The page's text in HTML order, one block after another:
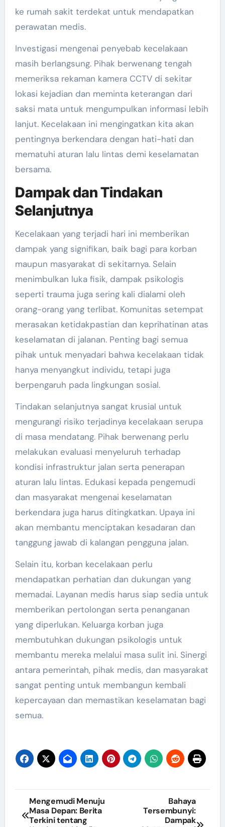
ke rumah sakit terdekat untuk mendapatkan
perawatan medis.
Investigasi mengenai penyebab kecelakaan
masih berlangsung. Pihak berwenang tengah
memeriksa rekaman kamera CCTV di sekitar
lokasi kejadian dan meminta keterangan dari
saksi mata untuk mengumpulkan informasi lebih
lanjut. Kecelakaan ini mengingatkan kita akan
pentingnya berkendara dengan hati-hati dan
mematuhi aturan lalu lintas demi keselamatan
bersama.
Dampak dan Tindakan
Selanjutnya
Kecelakaan yang terjadi hari ini memberikan
dampak yang signifikan, baik bagi para korban
maupun masyarakat di sekitarnya. Selain
menimbulkan luka fisik, dampak psikologis
seperti trauma juga sering kali dialami oleh
orang-orang yang terlibat. Komunitas setempat
merasakan ketidakpastian dan keprihatinan atas
keselamatan di jalanan. Penting bagi semua
pihak untuk menyadari bahwa kecelakaan tidak
hanya menyangkut individu, tetapi juga
berpengaruh pada lingkungan sosial.
Tindakan selanjutnya sangat krusial untuk
mengurangi risiko terjadinya kecelakaan serupa
di masa mendatang. Pihak berwenang perlu
melakukan evaluasi menyeluruh terhadap
kondisi infrastruktur jalan serta penerapan
aturan lalu lintas. Edukasi kepada pengemudi
dan masyarakat mengenai keselamatan
berkendara juga harus ditingkatkan. Upaya ini
akan membantu menciptakan kesadaran dan
tanggung jawab di kalangan pengguna jalan.
Selain itu, korban kecelakaan perlu
mendapatkan perhatian dan dukungan yang
memadai. Layanan medis harus siap sedia untuk
memberikan pertolongan serta penanganan
yang diperlukan. Keluarga korban juga
membutuhkan dukungan psikologis untuk
membantu mereka melalui masa sulit ini. Sinergi
antara pemerintah, pihak medis, dan masyarakat
sangat penting untuk membangun kembali
kepercayaan dan memastikan keselamatan bagi
semua.
Post
navigation
Mengemudi Menuju
Masa Depan: Berita
Terkini tentang
Bahaya
Tersembunyi:
Dampak